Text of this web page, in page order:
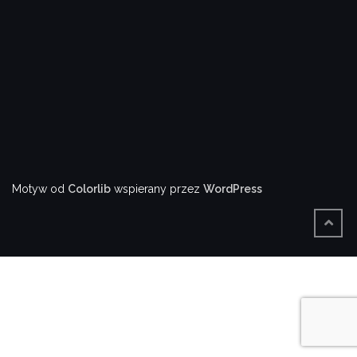
Motyw od Colorlib wspierany przez WordPress